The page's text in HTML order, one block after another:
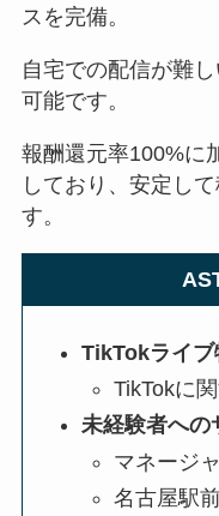
スを完備。
自宅での配信が難
可能です。
報酬還元率100%に
しており、安定し
す。
TikTokライブ
TikTokに
未経験者への
マネージ
名古屋駅